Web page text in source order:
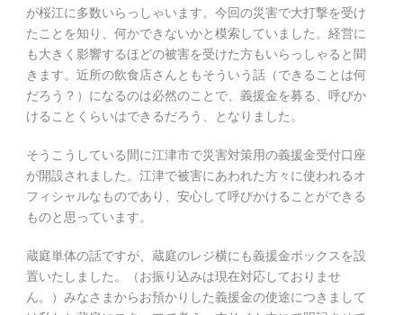
が桜江に多数いらっしゃいます。今回の災害で大打撃を受け
たことを知り、何かできないかと模索していました。経営に
も大きく影響するほどの被害を受けた方もいらっしゃると聞
きます。近所の飲食店さんともそういう話（できることは何
だろう？）になるのは必然のことで、義援金を募る、呼びか
けることくらいはできるだろう、となりました。
そうこうしている間に江津市で災害対策用の義援金受付口座
が開設されました。江津で被害にあわれた方々に使われるオ
フィシャルなものであり、安心して呼びかけることができる
ものと思っています。
蔵庭単体の話ですが、蔵庭のレジ横にも義援金ボックスを設
置いたしました。（お振り込みは現在対応しておりませ
ん。）みなさまからお預かりした義援金の使途につきまして